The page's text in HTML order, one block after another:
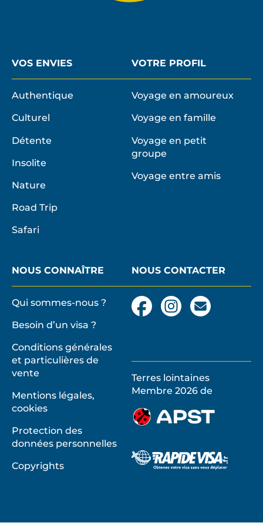
VOS ENVIES
Authentique
Culturel
Détente
Insolite
Nature
Road Trip
Safari
VOTRE PROFIL
Voyage en amoureux
Voyage en famille
Voyage en petit
groupe
Voyage entre amis
NOUS CONNAÎTRE
Qui sommes-nous ?
Besoin d’un visa ?
Conditions générales
et particulières de
vente
Mentions légales,
cookies
Protection des
données personnelles
Copyrights
NOUS CONTACTER
FacebookInstagram
Nous
contacter
Terres lointaines
Membre 2026 de
de
Tourisme